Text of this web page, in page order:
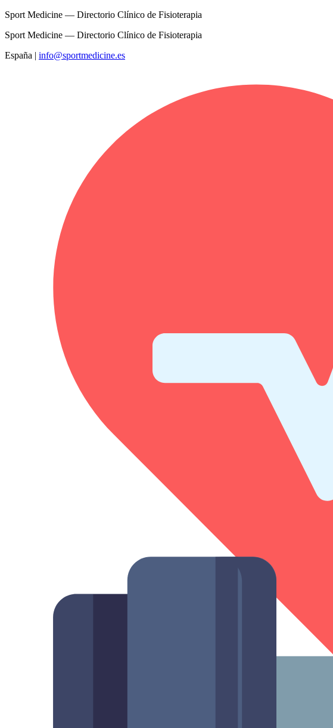
Sport Medicine — Directorio Clínico de Fisioterapia
Sport Medicine — Directorio Clínico de Fisioterapia
España | info@sportmedicine.es